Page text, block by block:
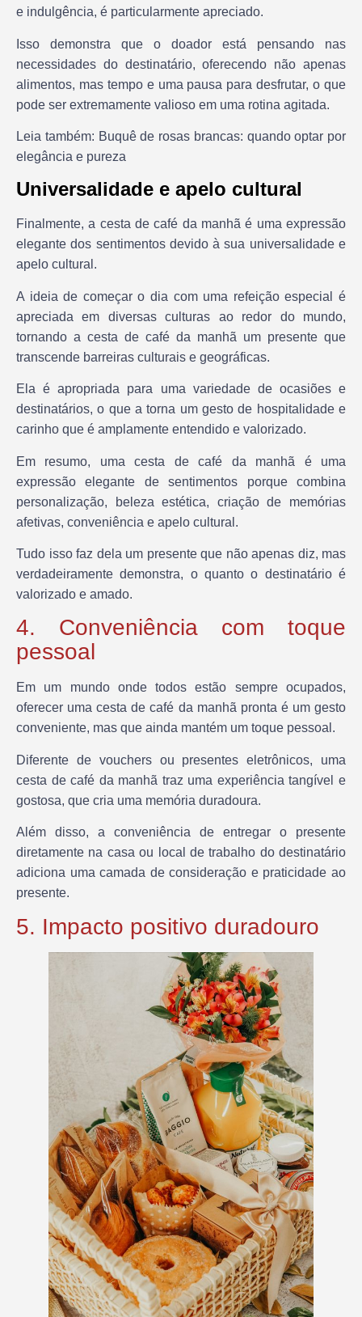
e indulgência, é particularmente apreciado.
Isso demonstra que o doador está pensando nas
necessidades do destinatário, oferecendo não apenas
alimentos, mas tempo e uma pausa para desfrutar, o que
pode ser extremamente valioso em uma rotina agitada.
Leia também: Buquê de rosas brancas: quando optar por
elegância e pureza
Universalidade e apelo cultural
Finalmente, a cesta de café da manhã é uma expressão
elegante dos sentimentos devido à sua universalidade e
apelo cultural.
A ideia de começar o dia com uma refeição especial é
apreciada em diversas culturas ao redor do mundo,
tornando a cesta de café da manhã um presente que
transcende barreiras culturais e geográficas.
Ela é apropriada para uma variedade de ocasiões e
destinatários, o que a torna um gesto de hospitalidade e
carinho que é amplamente entendido e valorizado.
Em resumo, uma cesta de café da manhã é uma
expressão elegante de sentimentos porque combina
personalização, beleza estética, criação de memórias
afetivas, conveniência e apelo cultural.
Tudo isso faz dela um presente que não apenas diz, mas
verdadeiramente demonstra, o quanto o destinatário é
valorizado e amado.
4. Conveniência com toque
pessoal
Em um mundo onde todos estão sempre ocupados,
oferecer uma cesta de café da manhã pronta é um gesto
conveniente, mas que ainda mantém um toque pessoal.
Diferente de vouchers ou presentes eletrônicos, uma
cesta de café da manhã traz uma experiência tangível e
gostosa, que cria uma memória duradoura.
Além disso, a conveniência de entregar o presente
diretamente na casa ou local de trabalho do destinatário
adiciona uma camada de consideração e praticidade ao
presente.
5. Impacto positivo duradouro